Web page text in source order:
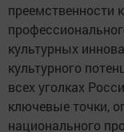
преемственности
культурных
культурного
всех уголках
ключевые точки,
национального